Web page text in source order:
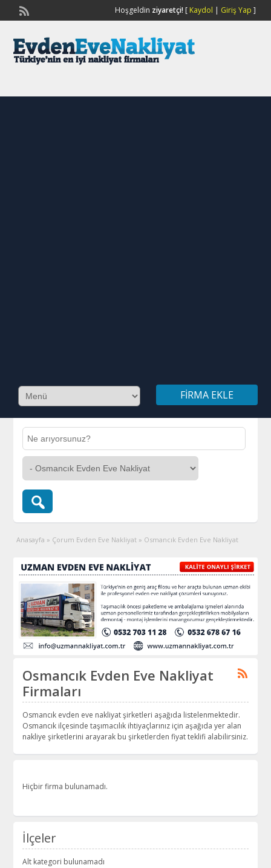
Hoşgeldin ziyaretçi![ Kaydol | Giriş Yap ]
FIRMA EKLE
Anasayfa » Çorum Evden Eve Nakliyat » Osmancık Evden Eve Nakliyat
Osmancık Evden Eve Nakliyat
Firmaları
Osmancık evden eve nakliyat şirketleri aşağıda listelenmektedir.
Osmancık ilçesinde taşımacılık ihtiyaçlarınız için aşağıda yer alan
nakliye şirketlerini arayarak bu şirketlerden fiyat teklifi alabilirsiniz.
Hiçbir firma bulunamadı.
İlçeler
Alt kategori bulunamadı